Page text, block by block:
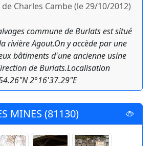
Charles Cambe (le 29/10/2012)
commune de Burlats est situé
rivière Agout.On y accède par une
bâtiments d'une ancienne usine
de Burlats.Localisation
2°16'37.29"E
MINES (81130)